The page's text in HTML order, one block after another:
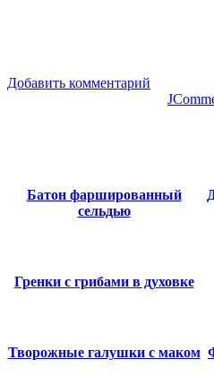
Добавить комментарий
Батон фаршированный
сельдью
Гренки с грибами в духовке
Творожные галушки с маком